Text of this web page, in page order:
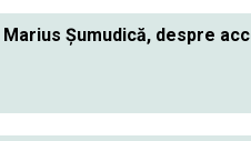
Marius Șumudică, despre